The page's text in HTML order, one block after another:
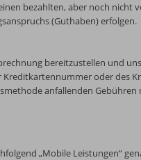
bezahlten, aber noch
(Guthaben) erfolgen.
bereitzustellen und
oder des
anfallenden Gebühren
„Mobile Leistungen“